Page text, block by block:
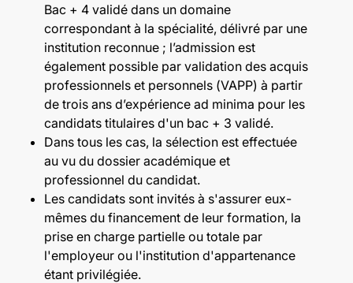
Bac + 4 validé dans un domaine
correspondant à la spécialité, délivré par une
institution reconnue ; l’admission est
également possible par validation des acquis
professionnels et personnels (VAPP) à partir
de trois ans d’expérience ad minima pour les
candidats titulaires d'un bac + 3 validé.
Dans tous les cas, la sélection est effectuée
au vu du dossier académique et
professionnel du candidat.
Les candidats sont invités à s'assurer eux-
mêmes du financement de leur formation, la
prise en charge partielle ou totale par
l'employeur ou l'institution d'appartenance
étant privilégiée.